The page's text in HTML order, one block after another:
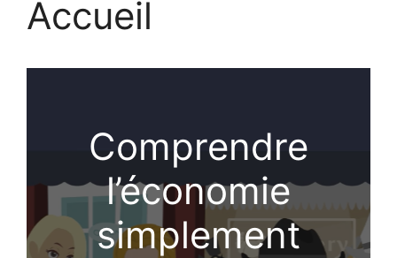
Accueil
Comprendre
l’économie
simplement